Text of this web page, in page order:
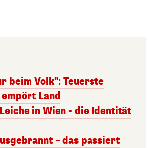
beim Volk": Teuerste
Land
in Wien - die Identität
– das passiert